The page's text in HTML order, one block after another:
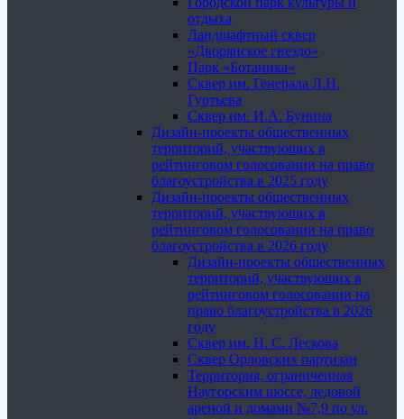
отдыха
Ландшафтный сквер
«Дворянское гнездо»
Парк «Ботаника»
Сквер им. Генерала Л.Н.
Гуртьева
Сквер им. И.А. Бунина
Дизайн-проекты общественных
территорий, участвующих в
рейтинговом голосовании на право
благоустройства в 2025 году
Дизайн-проекты общественных
территорий, участвующих в
рейтинговом голосовании на право
благоустройства в 2026 году
Дизайн-проекты общественных
территорий, участвующих в
рейтинговом голосовании на
право благоустройства в 2026
году
Сквер им. Н. С. Лескова
Сквер Орловских партизан
Территория, ограниченная
Наугорским шоссе, ледовой
ареной и домами №7,9 по ул.